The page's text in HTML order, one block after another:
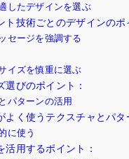
したデザインを選ぶ
ト技術ごとのデザインのポ
セージを強調する
イズを慎重に選ぶ
選びのポイント：
パターンの活用
よく使うテクスチャとパタ
に使う
活用するポイント：